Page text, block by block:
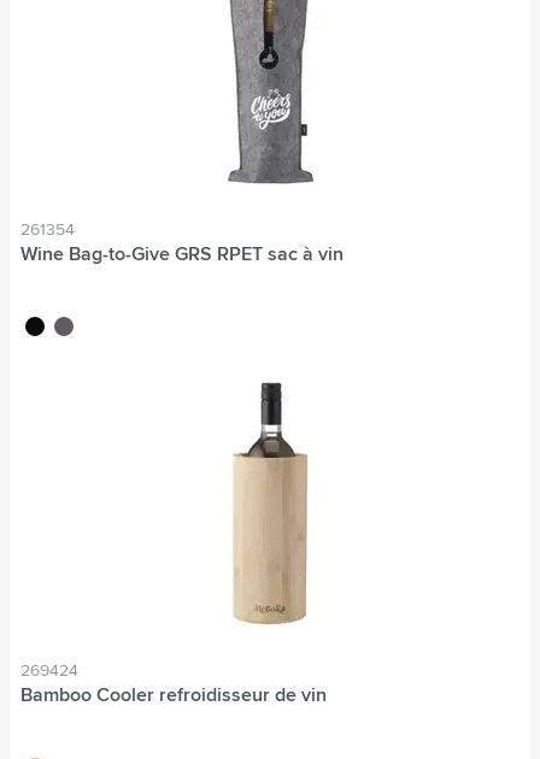
261354
Wine Bag-to-Give GRS RPET sac à vin
noir gris
269424
Bamboo Cooler refroidisseur de vin